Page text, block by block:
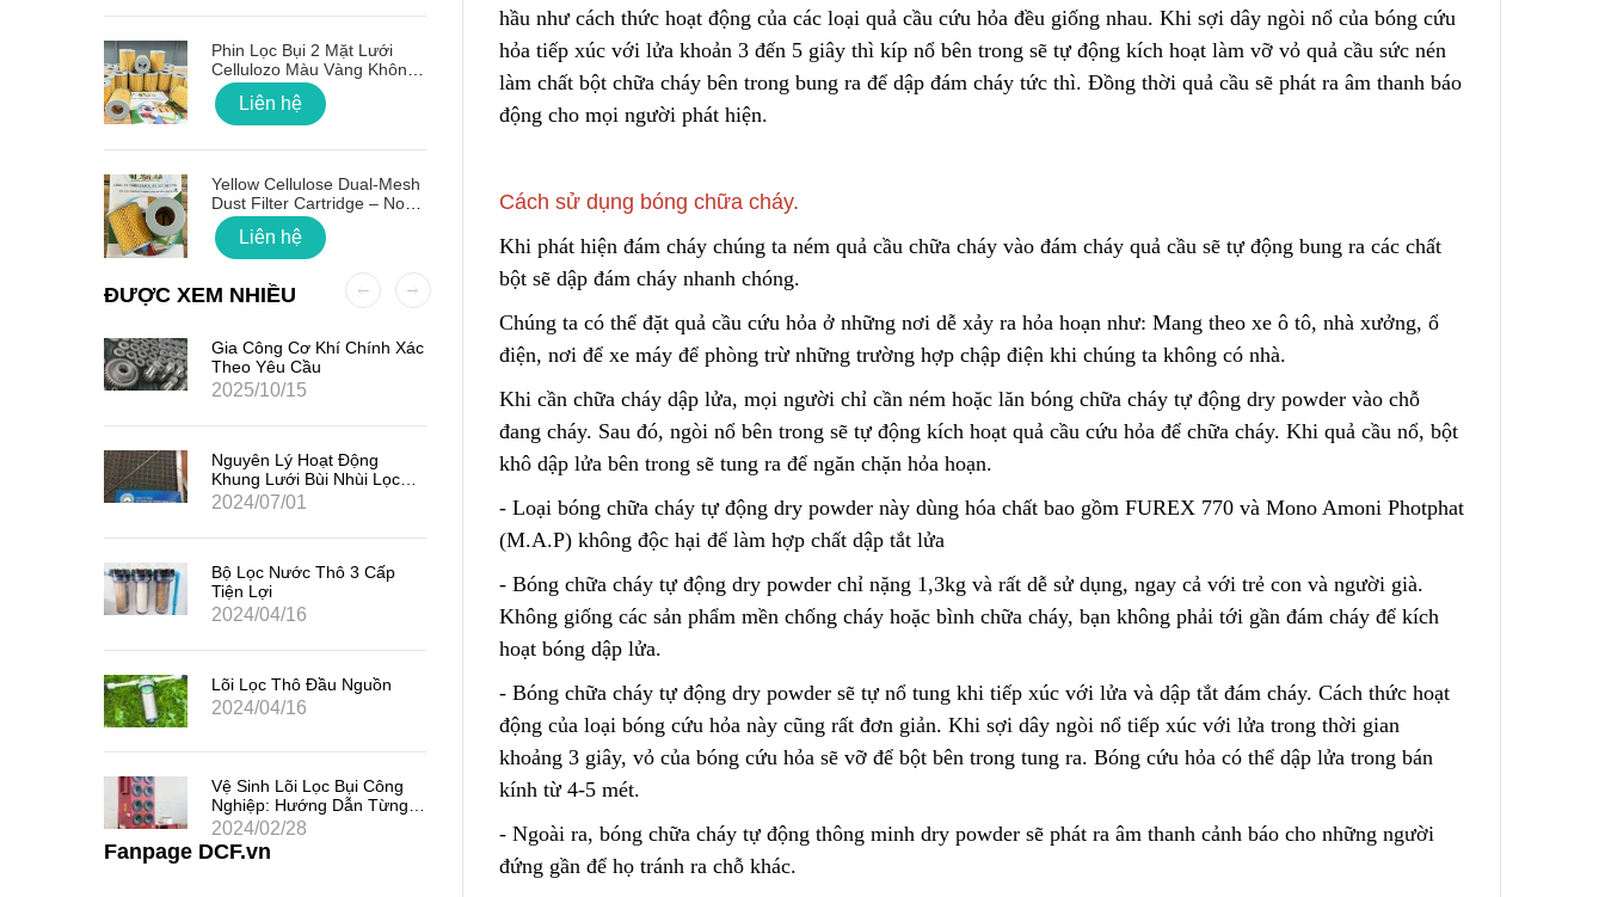
hầu như cách thức hoạt động của các loại quả cầu cứu hỏa đều giống nhau. Khi sợi dây ngòi nổ của bóng cứu
hỏa tiếp xúc với lửa khoản 3 đến 5 giây thì kíp nổ bên trong sẽ tự động kích hoạt làm vỡ vỏ quả cầu sức nén
làm chất bột chữa cháy bên trong bung ra để dập đám cháy tức thì. Đồng thời quả cầu sẽ phát ra âm thanh báo
động cho mọi người phát hiện.
Cách sử dụng bóng chữa cháy.
Khi phát hiện đám cháy chúng ta ném quả cầu chữa cháy vào đám cháy quả cầu sẽ tự động bung ra các chất
bột sẽ dập đám cháy nhanh chóng.
Chúng ta có thể đặt quả cầu cứu hỏa ở những nơi dễ xảy ra hỏa hoạn như: Mang theo xe ô tô, nhà xưởng, ổ
điện, nơi để xe máy để phòng trừ những trường hợp chập điện khi chúng ta không có nhà.
Khi cần chữa cháy dập lửa, mọi người chỉ cần ném hoặc lăn bóng chữa cháy tự động dry powder vào chỗ
đang cháy. Sau đó, ngòi nổ bên trong sẽ tự động kích hoạt quả cầu cứu hỏa để chữa cháy. Khi quả cầu nổ, bột
khô dập lửa bên trong sẽ tung ra để ngăn chặn hỏa hoạn.
- Loại bóng chữa cháy tự động dry powder này dùng hóa chất bao gồm FUREX 770 và Mono Amoni Photphat
(M.A.P) không độc hại để làm hợp chất dập tắt lửa
- Bóng chữa cháy tự động dry powder chỉ nặng 1,3kg và rất dễ sử dụng, ngay cả với trẻ con và người già.
Không giống các sản phẩm mền chống cháy hoặc bình chữa cháy, bạn không phải tới gần đám cháy để kích
hoạt bóng dập lửa.
- Bóng chữa cháy tự động dry powder sẽ tự nổ tung khi tiếp xúc với lửa và dập tắt đám cháy. Cách thức hoạt
động của loại bóng cứu hỏa này cũng rất đơn giản. Khi sợi dây ngòi nổ tiếp xúc với lửa trong thời gian
khoảng 3 giây, vỏ của bóng cứu hỏa sẽ vỡ để bột bên trong tung ra. Bóng cứu hỏa có thể dập lửa trong bán
kính từ 4-5 mét.
- Ngoài ra, bóng chữa cháy tự động thông minh dry powder sẽ phát ra âm thanh cảnh báo cho những người
đứng gần để họ tránh ra chỗ khác.
Phin Lọc Bụi 2 Mặt Lưới
Cellulozo Màu Vàng Không
Ron
Liên hệ
Yellow Cellulose Dual-Mesh
Dust Filter Cartridge – No
Gasket
Liên hệ
Lõi Lọc Bụi Pe Kết Nối Ren
Trong
Liên hệ
Liên hệ
Phin Lọc Bụi 2 Mặt Lưới
Ron
Liên hệ
Lõi Lọc Bụi Pe Kết Nối Ren
Trong
Liên hệ
ĐƯỢC XEM NHIỀU
Gia Công Cơ Khí Chính Xác
Theo Yêu Cầu
2025/10/15
Nguyên Lý Hoạt Động
Khung Lưới Bùi Nhùi Lọc
Tách Hơi Dầu
2024/07/01
Bộ Lọc Nước Thô 3 Cấp
Tiện Lợi
2024/04/16
Lõi Lọc Thô Đầu Nguồn
2024/04/16
Vệ Sinh Lõi Lọc Bụi Công
Nghiệp: Hướng Dẫn Từng
Bước
2024/02/28
Công Nghệ Sản Xuất Hạt
Nhựa Lewatit S1567
2024/01/15
Cấu Tạo Và Đặc Điểm Của
Sợi Kẽm Chịu Lực
2023/12/11
Cấu Tạo Decal Phản Quang
2023/12/11
Cách Sử Dụng Hóa Chất
Tẩy Rỉ Sét Hiệu Quả
2023/12/08
Ứng Dụng Ống Lọc Khe
Johnson Trong Khai Thác
Gia Công Cơ Khí Chính Xác
Theo Yêu Cầu
2025/10/15
Nguyên Lý Hoạt Động
Khung Lưới Bùi Nhùi Lọc
Tách Hơi Dầu
2024/07/01
Bộ Lọc Nước Thô 3 Cấp
Tiện Lợi
2024/04/16
Lõi Lọc Thô Đầu Nguồn
2024/04/16
Bước
2024/02/28
2024/01/15
2023/12/11
Cấu Tạo Decal Phản Quang
2023/12/11
Tẩy Rỉ Sét Hiệu Quả
2023/12/08
Fanpage DCF.vn